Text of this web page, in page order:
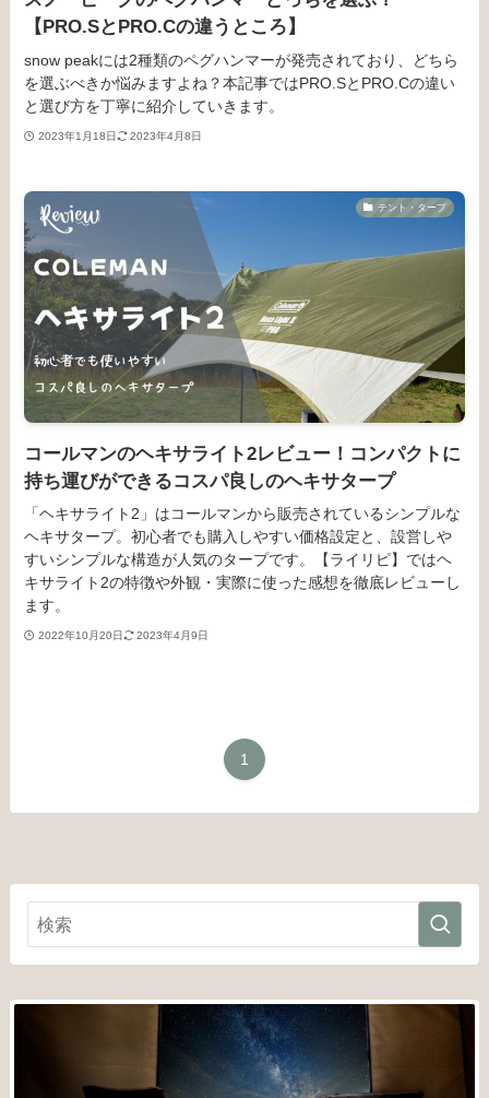
【PRO.SとPRO.Cの違うところ】
snow peakには2種類のペグハンマーが発売されており、どちら
を選ぶべきか悩みますよね？本記事ではPRO.SとPRO.Cの違い
と選び方を丁寧に紹介していきます。
2023年1月18日 2023年4月8日
テント・タープ
コールマンのヘキサライト2レビュー！コンパクトに
持ち運びができるコスパ良しのヘキサタープ
「ヘキサライト2」はコールマンから販売されているシンプルな
ヘキサタープ。初心者でも購入しやすい価格設定と、設営しや
すいシンプルな構造が人気のタープです。【ライリピ】ではヘ
キサライト2の特徴や外観・実際に使った感想を徹底レビューし
ます。
2022年10月20日 2023年4月9日
1